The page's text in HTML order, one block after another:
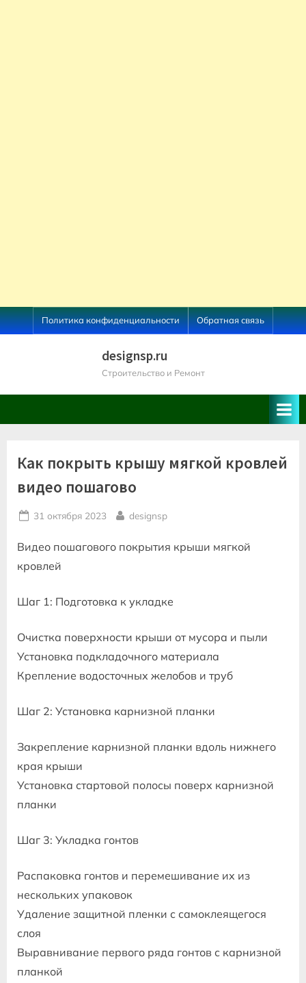
Skip
to
Политика конфиденциальности Обратная связь
designsp.ru
Строительство и Ремонт
Как покрыть крышу мягкой кровлей
видео пошагово
Posted
31 октября 2023 By
designsp
Видео пошагового покрытия крыши мягкой
кровлей
Шаг 1: Подготовка к укладке
Очистка поверхности крыши от мусора и пыли
Установка подкладочного материала
Крепление водосточных желобов и труб
Шаг 2: Установка карнизной планки
Закрепление карнизной планки вдоль нижнего
края крыши
Установка стартовой полосы поверх карнизной
планки
Шаг 3: Укладка гонтов
Распаковка гонтов и перемешивание их из
нескольких упаковок
Удаление защитной пленки с самоклеящегося
слоя
Выравнивание первого ряда гонтов с карнизной
планкой